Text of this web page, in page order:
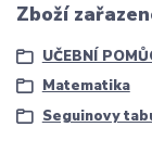
Zboží
UČEBNÍ
Matematika
Seguinovy